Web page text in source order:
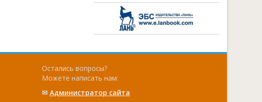
Остались вопросы?
Можете написать нам:
✉ Администратор сайта